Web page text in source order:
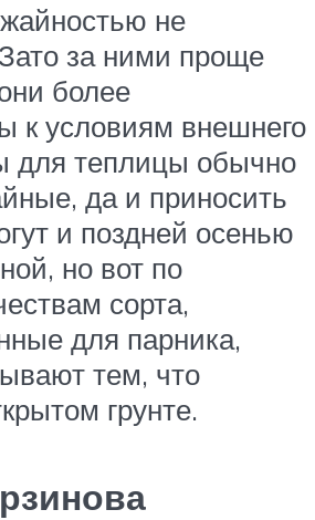
не
за ними проще
более
к условиям внешнего
для теплицы обычно
да и приносить
и поздней осенью
но вот по
сорта,
для парника,
тем, что
грунте.​